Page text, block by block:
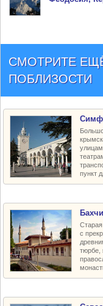
СМОТРИТЕ
ПОБЛИЗОСТИ
пункт
с